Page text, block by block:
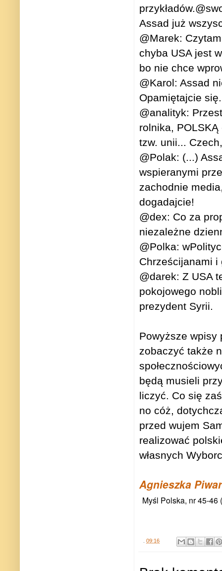
przykładów.
Assad już
@Marek:
chyba USA jest
bo nie chce
@Karol: Assad
Opamiętajcie się.
@analityk:
rolnika,
tzw. unii...
@Polak: (...)
wspieranymi
zachodnie
dogadajcie!
@dex: Co za
niezależne
@Polka:
Chrześcijanami i
@darek: Z USA
pokojowego
prezydent Syrii.
Powyższe wpisy
zobaczyć także
będą musieli
liczyć. Co się
no cóż,
przed wujem
realizować
własnych
Agnieszka Piwar
Myśl Polska, nr 45-46
. 09:16